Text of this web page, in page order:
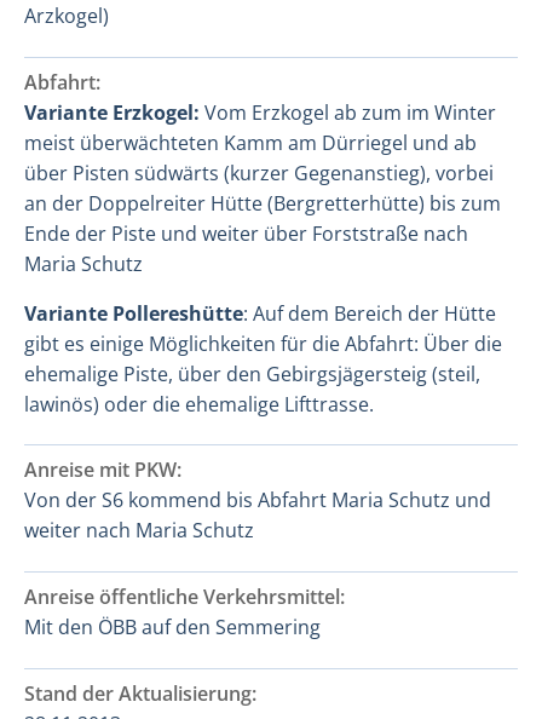
Arzkogel)
Abfahrt:
Variante Erzkogel: Vom Erzkogel ab zum im Winter
meist überwächteten Kamm am Dürriegel und ab
über Pisten südwärts (kurzer Gegenanstieg), vorbei
an der Doppelreiter Hütte (Bergretterhütte) bis zum
Ende der Piste und weiter über Forststraße nach
Maria Schutz
Variante Pollereshütte: Auf dem Bereich der Hütte
gibt es einige Möglichkeiten für die Abfahrt: Über die
ehemalige Piste, über den Gebirgsjägersteig (steil,
lawinös) oder die ehemalige Lifttrasse.
Anreise mit PKW:
Von der S6 kommend bis Abfahrt Maria Schutz und
weiter nach Maria Schutz
Anreise öffentliche Verkehrsmittel:
Mit den ÖBB auf den Semmering
Stand der Aktualisierung: